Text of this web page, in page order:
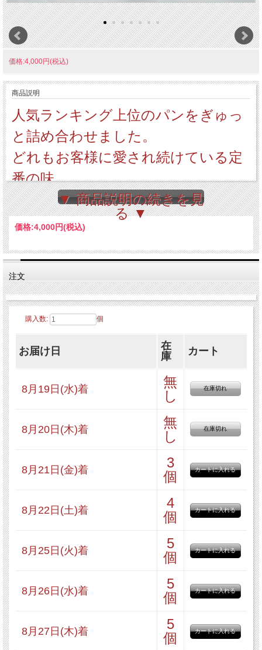
価格:4,000円(税込)
商品説明
人気ランキング上位のパンをぎゅっ
と詰め合わせました。
どれもお客様に愛され続けている定
番の味。
迷ったらまず《ランキングトップセ
ット》がおすすめです！
多くのお客様に選ばれている人気パ
ンなので
ギフトにもおすすめなセットです。
送料込みのお得なセットです♪
●セット内容
ブルーベリーブレッド 1本
リンゴスター 1個
メロンパン 1個
よもぎあんぱん 1個
▼ 商品説明の続きを見
る ▼
価格:4,000円(税込)
注文
購入数: 個
お届け日
在
庫
カート
8月19日(水)着
無
し
在庫切れ
8月20日(木)着
無
し
在庫切れ
8月21日(金)着
3
個
8月22日(土)着
4
個
8月25日(火)着
5
個
8月26日(水)着
5
個
8月27日(木)着
5
個